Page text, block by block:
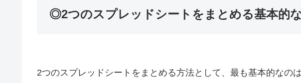
◎2つのスプレッドシートをまとめる基本的
2つのスプレッドシートをまとめる方法として、最も基本的なの